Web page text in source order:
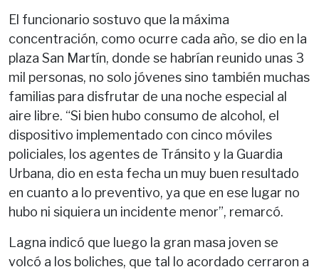
El funcionario sostuvo que la máxima
concentración, como ocurre cada año, se dio en la
plaza San Martín, donde se habrían reunido unas 3
mil personas, no solo jóvenes sino también muchas
familias para disfrutar de una noche especial al
aire libre. “Si bien hubo consumo de alcohol, el
dispositivo implementado con cinco móviles
policiales, los agentes de Tránsito y la Guardia
Urbana, dio en esta fecha un muy buen resultado
en cuanto a lo preventivo, ya que en ese lugar no
hubo ni siquiera un incidente menor”, remarcó.
Lagna indicó que luego la gran masa joven se
volcó a los boliches, que tal lo acordado cerraron a